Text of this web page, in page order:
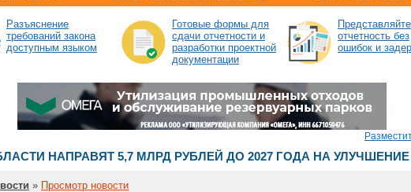
Разъяснение
требований закона
доступным языком
Готовые формы для
сдачи отчетности и
разработки проектной
документации
Представляйте
отчетность без
ошибок и
НАПРАВЯТ 5,7 МЛРД РУБЛЕЙ ДО 2027 ГОДА НА
» Просмотр новости